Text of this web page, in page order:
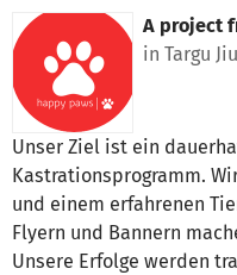
A project
in Targu
Unser Ziel ist ein
Kastrationsprogramm.
und einem erfahrenen
Flyern und Bannern
Unsere Erfolge werden